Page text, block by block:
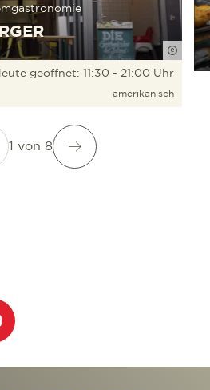
geöffnet: 11:30 - 21:00 Uhr
amerikanisch
1 von 8